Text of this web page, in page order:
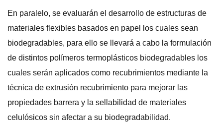
En paralelo, se evaluarán el desarrollo de estructuras de
materiales flexibles basados en papel los cuales sean
biodegradables, para ello se llevará a cabo la formulación
de distintos polímeros termoplásticos biodegradables los
cuales serán aplicados como recubrimientos mediante la
técnica de extrusión recubrimiento para mejorar las
propiedades barrera y la sellabilidad de materiales
celulósicos sin afectar a su biodegradabilidad.